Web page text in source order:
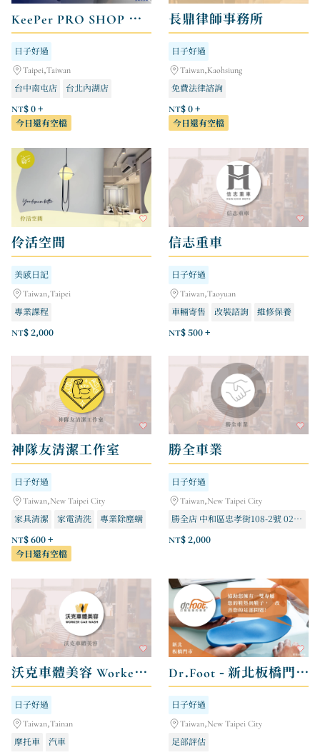
KeePer PRO SHOP 汽車美容 鍍膜
日子好過
Taipei,Taiwan
台中南屯店
台北內湖店
新北林口店
NT$ 0 +
今日還有空檔
長鼎律師事務所
日子好過
Taiwan,Kaohsiung
免費法律諮詢
NT$ 0 +
今日還有空檔
伶活空間
美感日記
Taiwan,Taipei
專業課程
NT$ 2,000
信志重車
日子好過
Taiwan,Taoyuan
車輛寄售
改裝諮詢 維修保養
NT$ 500 +
神隊友清潔工作室
日子好過
Taiwan,New Taipei City
家具清潔
家電清洗 專業除塵螨
NT$ 600 +
今日還有空檔
勝全車業
日子好過
Taiwan,New Taipei City
勝全店 中和區忠孝街108-2號 02-29498686
NT$ 2,000
沃克車體美容 Worker Car Wash
日子好過
Taiwan,Tainan
摩托車
汽車
Dr.Foot - 新北板橋門市
日子好過
Taiwan,New Taipei City
足部評估